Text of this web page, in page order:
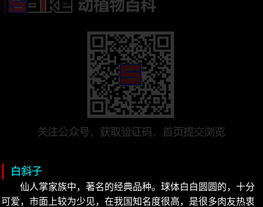
白斜子
仙人掌家族中，著名的经典品种。球体白白圆圆的，十分
可爱，市面上较为少见，在我国知名度很高，是很多肉友热衷